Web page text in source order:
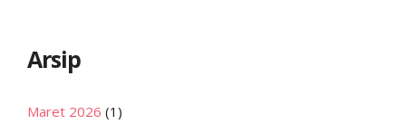
Arsip
Maret 2026 (1)